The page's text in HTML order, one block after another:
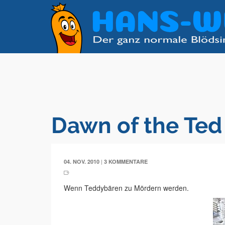
Dawn of the Ted
04. NOV. 2010 | 3 KOMMENTARE
Wenn Teddybären zu Mördern werden.